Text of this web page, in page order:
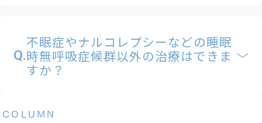
Q.
不眠症やナルコレプシーなどの睡眠
時無呼吸症候群以外の治療はできま
すか？
COLUMN